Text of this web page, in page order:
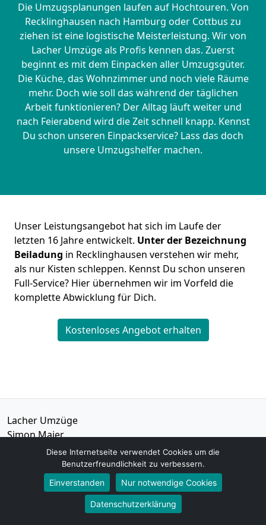
Die Umzugsplanungen laufen auf Hochtouren. Von
Recklinghausen nach Hamburg oder Cottbus zu
ziehen ist eine logistische Meisterleistung. Wir von
Lacher Umzüge als Profis kennen das. Zuerst
beginnt es mit dem Einpacken aller Umzugsgüter.
Die Küche, das Wohnzimmer und noch viele Räume
mehr. Doch wie soll das während der täglichen
Arbeit funktionieren? Der Alltag läuft weiter und
nach Feierabend wird die Zeit schnell knapp. Kennst
Du schon unseren Einpackservice? Lass das doch
unsere Umzugshelfer machen.
Unser Leistungsangebot hat sich im Laufe der
letzten 16 Jahre entwickelt. Unter der Bezeichnung
Beiladung in Recklinghausen verstehen wir mehr,
als nur Kisten schleppen. Kennst Du schon unseren
Full-Service? Hier übernehmen wir im Vorfeld die
komplette Abwicklung für Dich.
Kostenloses Angebot erhalten
Lacher Umzüge
Simon Maier
Am Stadion 15
Recklinghausen
01579-2621456
info@lacher-umzuege.de
Diese Internetseite verwendet Cookies um die
Benutzerfreundlichkeit zu verbessern.
Einverstanden Nur notwendige Cookies
Datenschutzerklärung